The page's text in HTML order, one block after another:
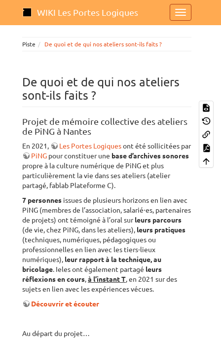
WIKI Les Portes Logiques
Piste De quoi et de qui nos ateliers sont-ils faits ?
De quoi et de qui nos ateliers
sont-ils faits ?
Projet de mémoire collective des ateliers
de PiNG à Nantes
En 2021, Les Portes Logiquesont été sollicitées par
PiNG pour constituer une base d’archives sonores
propre à la culture numérique de PiNG et plus
particulièrement la vie dans ses ateliers (atelier
partagé, fablab Plateforme C).
7 personnes issues de plusieurs horizons en lien avec
PiNG (membres de l’association, salarié⋅es, partenaires
de projets) ont témoigné à l’oral surleurs parcours
(de vie, chez PiNG, dans les ateliers), leurs pratiques
(techniques, numériques, pédagogiques ou
professionnelles en lien avec les tiers-lieux
numériques), leur rapport à la technique, au
bricolage. Ieles ont également partagé leurs
réflexions en cours,à l’instant T, en 2021 sur des
sujets en lien avec les expériences vécues.
Découvrir et écouter
Au départ du projet…